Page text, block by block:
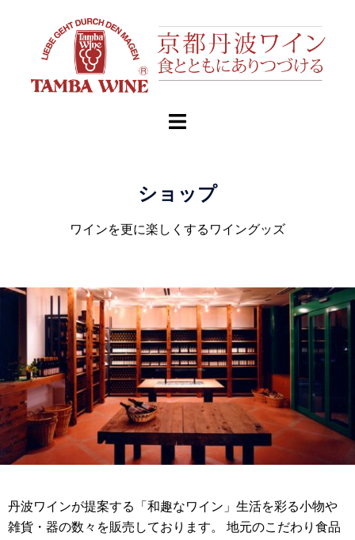
ショップ
ワインを更に楽しくするワイングッズ
丹波ワインが提案する「和趣なワイン」生活を彩る小物や
雑貨・器の数々を販売しております。 地元のこだわり食品